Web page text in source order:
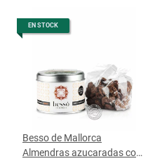
EN STOCK
Besso de Mallorca
Almendras azucaradas con